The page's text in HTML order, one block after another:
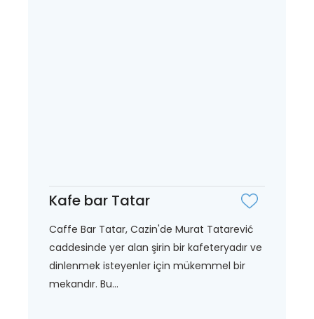
Kafe bar Tatar
Caffe Bar Tatar, Cazin'de Murat Tatarević
caddesinde yer alan şirin bir kafeteryadır ve
dinlenmek isteyenler için mükemmel bir
mekandır. Bu...